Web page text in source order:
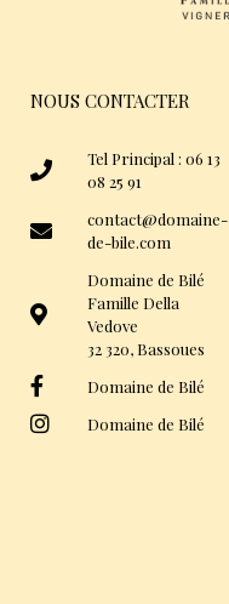
NOUS CONTACTER
Tel Principal : 06 13
08 25 91
contact@domaine-
de-bile.com
Domaine de Bilé
Famille Della
Vedove
32 320, Bassoues
Domaine de Bilé
Domaine de Bilé